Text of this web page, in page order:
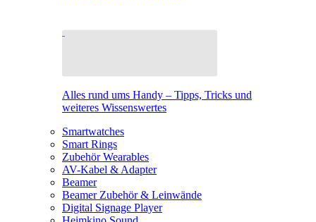
Alles rund ums Handy – Tipps, Tricks und
weiteres Wissenswertes
Smartwatches
Smart Rings
Zubehör Wearables
AV-Kabel & Adapter
Beamer
Beamer Zubehör & Leinwände
Digital Signage Player